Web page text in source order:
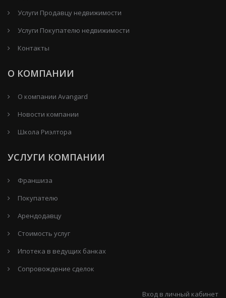
Услуги Продавцу недвижимости
Услуги Покупателю недвижимости
Контакты
О КОМПАНИИ
О компании Avangard
Новости компании
Школа Риэлтора
УСЛУГИ КОМПАНИИ
Франшиза
Покупателю
Арендодавцу
Стоимость услуг
Ипотека в ведущих банках
Сопровождение сделок
Вход в личный кабинет